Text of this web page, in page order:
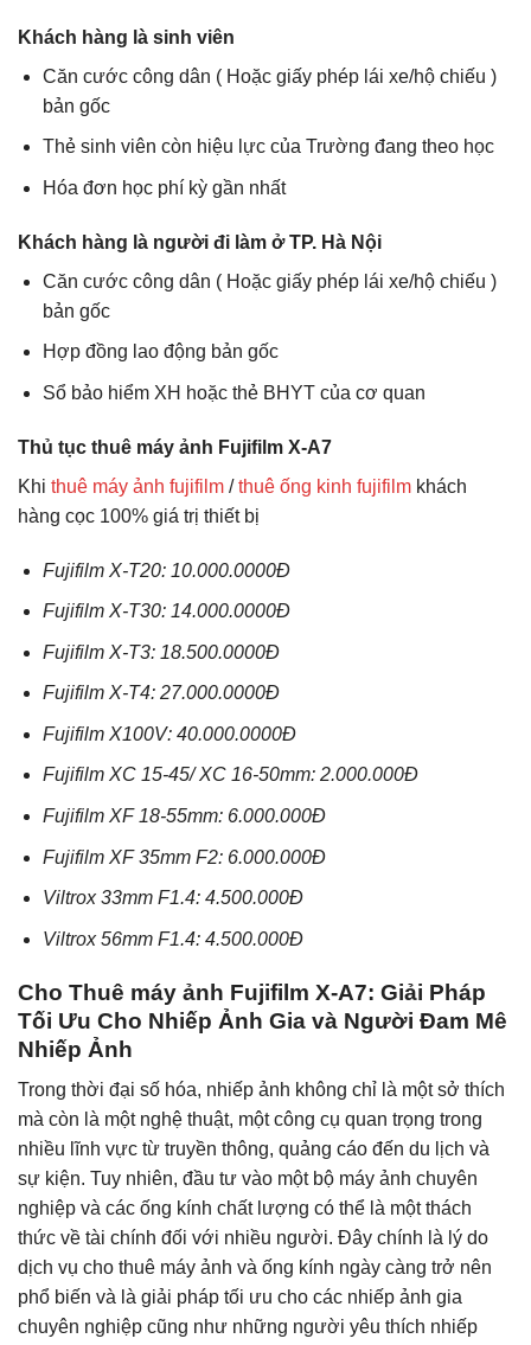
Khách hàng là sinh viên
Căn cước công dân ( Hoặc giấy phép lái xe/hộ chiếu )
bản gốc
Thẻ sinh viên còn hiệu lực của Trường đang theo học
Hóa đơn học phí kỳ gần nhất
Khách hàng là người đi làm ở TP. Hà Nội
Căn cước công dân ( Hoặc giấy phép lái xe/hộ chiếu )
bản gốc
Hợp đồng lao động bản gốc
Sổ bảo hiểm XH hoặc thẻ BHYT của cơ quan
Thủ tục thuê máy ảnh Fujifilm X-A7
Khi thuê máy ảnh fujifilm /thuê ống kinh fujifilm khách
hàng cọc 100% giá trị thiết bị
Fujifilm X-T20: 10.000.0000Đ
Fujifilm X-T30: 14.000.0000Đ
Fujifilm X-T3: 18.500.0000Đ
Fujifilm X-T4: 27.000.0000Đ
Fujifilm X100V: 40.000.0000Đ
Fujifilm XC 15-45/ XC 16-50mm: 2.000.000Đ
Fujifilm XF 18-55mm: 6.000.000Đ
Fujifilm XF 35mm F2: 6.000.000Đ
Viltrox 33mm F1.4: 4.500.000Đ
Viltrox 56mm F1.4: 4.500.000Đ
Cho Thuê máy ảnh Fujifilm X-A7: Giải Pháp
Tối Ưu Cho Nhiếp Ảnh Gia và Người Đam Mê
Nhiếp Ảnh
Trong thời đại số hóa, nhiếp ảnh không chỉ là một sở thích
mà còn là một nghệ thuật, một công cụ quan trọng trong
nhiều lĩnh vực từ truyền thông, quảng cáo đến du lịch và
sự kiện. Tuy nhiên, đầu tư vào một bộ máy ảnh chuyên
nghiệp và các ống kính chất lượng có thể là một thách
thức về tài chính đối với nhiều người. Đây chính là lý do
dịch vụ cho thuê máy ảnh và ống kính ngày càng trở nên
phổ biến và là giải pháp tối ưu cho các nhiếp ảnh gia
chuyên nghiệp cũng như những người yêu thích nhiếp